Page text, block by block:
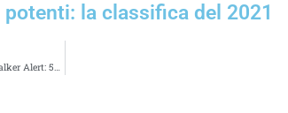
potenti: la classifica del 2021
Un manifesto per scoprire Ostia: il mare diventa protagonista delle fermate metro di RomaTalkwalker Alert: 50 results for [turismo]